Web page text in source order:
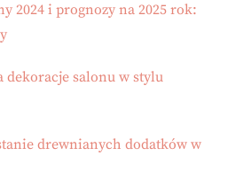
2024 i prognozy na 2025 rok:
dekoracje salonu w stylu
drewnianych dodatków w